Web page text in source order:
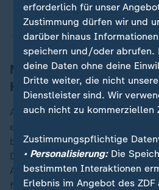
Woher stammt der Begriff?
Nähe zu Trumps
Kritik
Albanese hatte mit seinem
ein Jahrzehnt konservativer
beendet. Seine Regierung hatte
Dekarbonisierung des Landes
Australien habe sich in einer
für Optimismus und
erforderlich für unser
Zustimmung dürfen wir und
darüber hinaus
speichern und/oder abrufen.
deine Daten ohne deine
Dritte weiter, die nicht
Dienstleister sind. Wir
auch nicht zu kommerziellen
Zustimmungspflichtige
• Personalisierung:Die
bestimmten Interaktionen
Erlebnis im Angebot des